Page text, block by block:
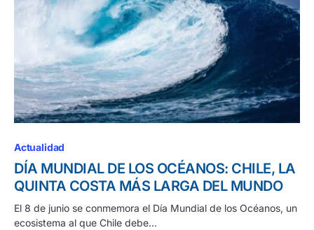
Actualidad
DÍA MUNDIAL DE LOS OCÉANOS: CHILE, LA
QUINTA COSTA MÁS LARGA DEL MUNDO
El 8 de junio se conmemora el Día Mundial de los Océanos, un
ecosistema al que Chile debe…